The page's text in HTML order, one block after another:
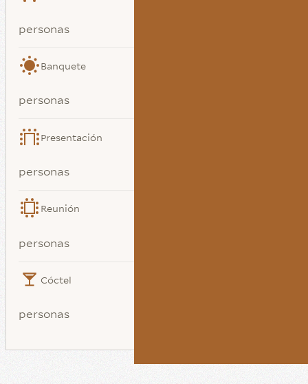
personas
Banquete
personas
Presentación
personas
Reunión
personas
Cóctel
personas